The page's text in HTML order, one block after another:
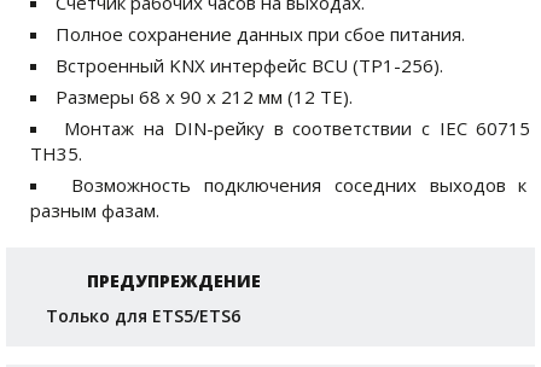
Полное сохранение данных при сбое питания.
Встроенный KNX интерфейс BCU (TP1-256).
Размеры 68 x 90 x 212 мм (12 TE).
Монтаж на DIN-рейку в соответствии с IEC 60715
TH35.
Возможность подключения соседних выходов к
разным фазам.
ПРЕДУПРЕЖДЕНИЕ
Только для ETS5/ETS6